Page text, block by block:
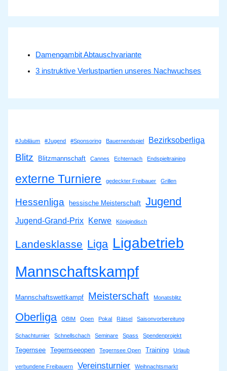
Damengambit Abtauschvariante
3 instruktive Verlustpartien unseres Nachwuchses
#Jubiläum #Jugend #Sponsoring Bauernendspiel Bezirksoberliga
Blitz Blitzmannschaft Cannes Echternach Endspieltraining
externe Turniere gedeckter Freibauer Grillen
Hessenliga hessische Meisterschaft Jugend
Jugend-Grand-Prix Kerwe Königindisch
Landesklasse Liga Ligabetrieb
Mannschaftskampf
Mannschaftswettkampf Meisterschaft Monatsblitz
Oberliga OBIM Open Pokal Rätsel Saisonvorbereitung
Schachturnier Schnellschach Seminare Spass Spendenprojekt
Tegernsee Tegernseeopen Tegernsee Open Training Urlaub
verbundene Freibauern Vereinsturnier Weihnachtsmarkt